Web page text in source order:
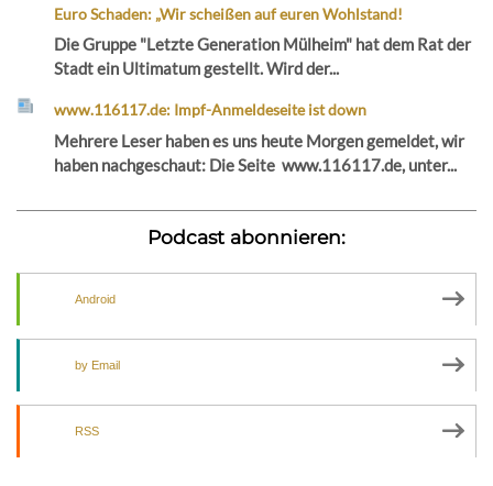
Euro Schaden: „Wir scheißen auf euren Wohlstand!
Die Gruppe "Letzte Generation Mülheim" hat dem Rat der
Stadt ein Ultimatum gestellt. Wird der...
www.116117.de: Impf-Anmeldeseite ist down
Mehrere Leser haben es uns heute Morgen gemeldet, wir
haben nachgeschaut: Die Seite www.116117.de, unter...
Podcast abonnieren:
Android
by Email
RSS